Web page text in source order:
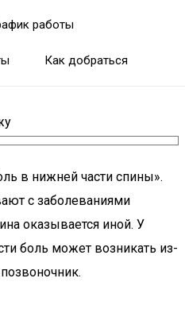
работы
Как добраться
в нижней части спины».
с заболеваниями
оказывается иной. У
боль может возникать из-